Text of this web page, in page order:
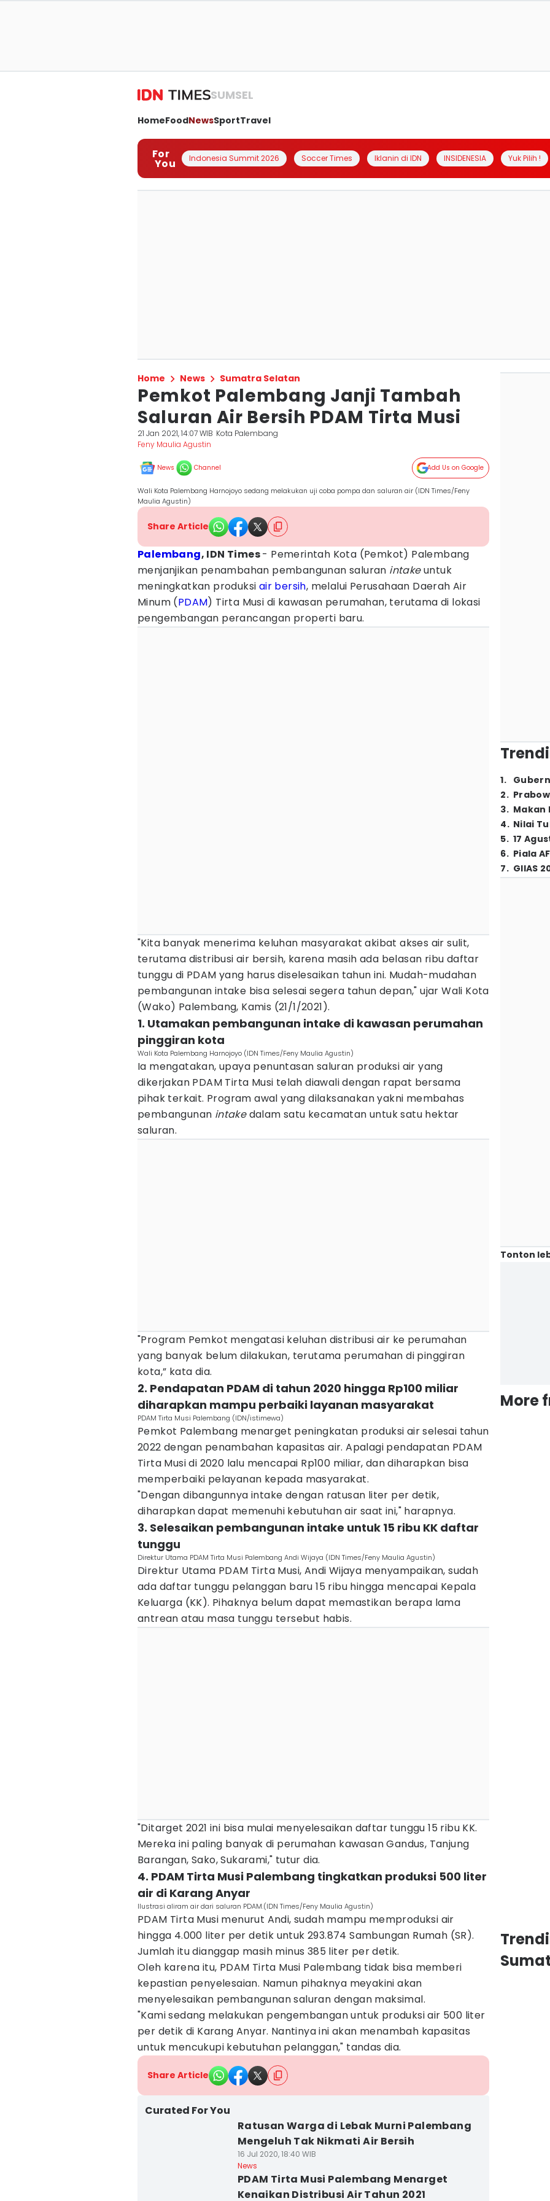
SUMSEL
HomeFoodNewsSportTravel
For
You Indonesia Summit 2026 Soccer Times Iklanin di IDN INSIDENESIA Yuk Pilih !
Home News Sumatra Selatan
Pemkot Palembang Janji Tambah
Saluran Air Bersih PDAM Tirta Musi
21 Jan 2021, 14:07 WIB Kota Palembang
Feny Maulia Agustin
News Channel Add Us on Google
Wali Kota Palembang Harnojoyo sedang melakukan uji coba pompa dan saluran air (IDN Times/Feny
Maulia Agustin)
Share Article
Palembang, IDN Times- Pemerintah Kota (Pemkot) Palembang
menjanjikan penambahan pembangunan saluran intakeuntuk
meningkatkan produksi air bersih, melalui Perusahaan Daerah Air
Minum (PDAM) Tirta Musi di kawasan perumahan, terutama di lokasi
pengembangan perancangan properti baru.
"Kita banyak menerima keluhan masyarakat akibat akses air sulit,
terutama distribusi air bersih, karena masih ada belasan ribu daftar
tunggu di PDAM yang harus diselesaikan tahun ini. Mudah-mudahan
pembangunan intake bisa selesai segera tahun depan," ujar Wali Kota
(Wako) Palembang, Kamis (21/1/2021).
1. Utamakan pembangunan intake di kawasan perumahan
pinggiran kota
Wali Kota Palembang Harnojoyo (IDN Times/Feny Maulia Agustin)
Ia mengatakan, upaya penuntasan saluran produksi air yang
dikerjakan PDAM Tirta Musi telah diawali dengan rapat bersama
pihak terkait. Program awal yang dilaksanakan yakni membahas
pembangunan intakedalam satu kecamatan untuk satu hektar
saluran.
"Program Pemkot mengatasi keluhan distribusi air ke perumahan
yang banyak belum dilakukan, terutama perumahan di pinggiran
kota,” kata dia.
2. Pendapatan PDAM di tahun 2020 hingga Rp100 miliar
diharapkan mampu perbaiki layanan masyarakat
PDAM Tirta Musi Palembang (IDN/istimewa)
Pemkot Palembang menarget peningkatan produksi air selesai tahun
2022 dengan penambahan kapasitas air. Apalagi pendapatan PDAM
Tirta Musi di 2020 lalu mencapai Rp100 miliar, dan diharapkan bisa
memperbaiki pelayanan kepada masyarakat.
"Dengan dibangunnya intake dengan ratusan liter per detik,
diharapkan dapat memenuhi kebutuhan air saat ini," harapnya.
3. Selesaikan pembangunan intake untuk 15 ribu KK daftar
tunggu
Direktur Utama PDAM Tirta Musi Palembang Andi Wijaya (IDN Times/Feny Maulia Agustin)
Direktur Utama PDAM Tirta Musi, Andi Wijaya menyampaikan, sudah
ada daftar tunggu pelanggan baru 15 ribu hingga mencapai Kepala
Keluarga (KK). Pihaknya belum dapat memastikan berapa lama
antrean atau masa tunggu tersebut habis.
"Ditarget 2021 ini bisa mulai menyelesaikan daftar tunggu 15 ribu KK.
Mereka ini paling banyak di perumahan kawasan Gandus, Tanjung
Barangan, Sako, Sukarami," tutur dia.
4. PDAM Tirta Musi Palembang tingkatkan produksi 500 liter
air di Karang Anyar
Ilustrasi aliram air dari saluran PDAM.(IDN Times/Feny Maulia Agustin)
PDAM Tirta Musi menurut Andi, sudah mampu memproduksi air
hingga 4.000 liter per detik untuk 293.874 Sambungan Rumah (SR).
Jumlah itu dianggap masih minus 385 liter per detik.
Oleh karena itu, PDAM Tirta Musi Palembang tidak bisa memberi
kepastian penyelesaian. Namun pihaknya meyakini akan
menyelesaikan pembangunan saluran dengan maksimal.
"Kami sedang melakukan pengembangan untuk produksi air 500 liter
per detik di Karang Anyar. Nantinya ini akan menambah kapasitas
untuk mencukupi kebutuhan pelanggan," tandas dia.
Share Article
Curated For You
Ratusan Warga di Lebak Murni Palembang
Mengeluh Tak Nikmati Air Bersih
16 Jul 2020, 18:40 WIB
News
PDAM Tirta Musi Palembang Menarget
Kenaikan Distribusi Air Tahun 2021
1.
2.
3. Makan
4. Nilai
5. 17
6. Piala
7. GIIAS
Tonton
More